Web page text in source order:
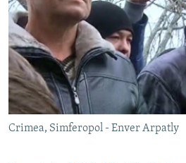
FİKİR
Русский
Українською
QOŞULIÑIZ!
Crimea, Simferopol - Enver Arpatly